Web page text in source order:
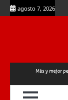
Skip
to
agosto 7, 2026